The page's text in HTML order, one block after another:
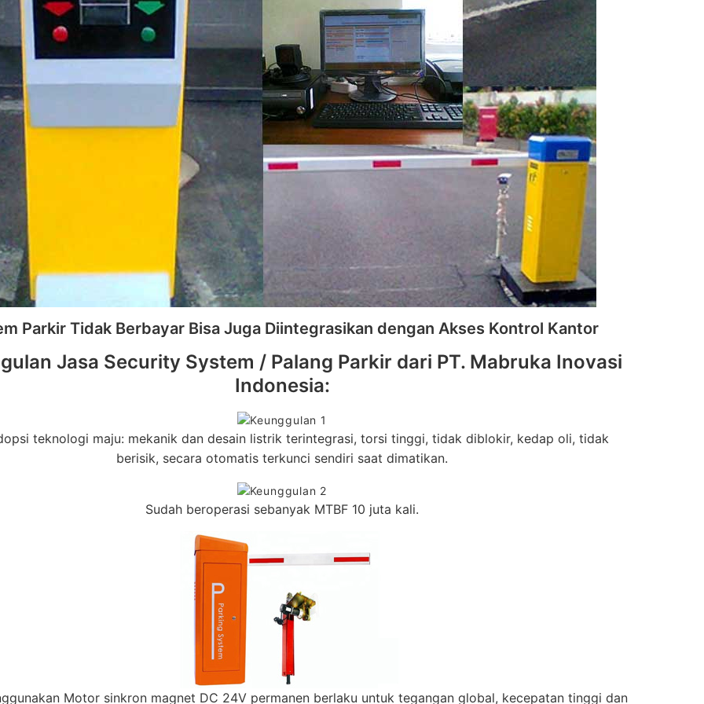
Parkir Tidak Berbayar Bisa Juga Diintegrasikan dengan Akses Kontrol Kantor
Jasa Security System / Palang Parkir dari PT. Mabruka Inovasi
Indonesia:
teknologi maju: mekanik dan desain listrik terintegrasi, torsi tinggi, tidak diblokir, kedap oli, tidak
berisik, secara otomatis terkunci sendiri saat dimatikan.
Sudah beroperasi sebanyak MTBF 10 juta kali.
Motor sinkron magnet DC 24V permanen berlaku untuk tegangan global, kecepatan tinggi dan